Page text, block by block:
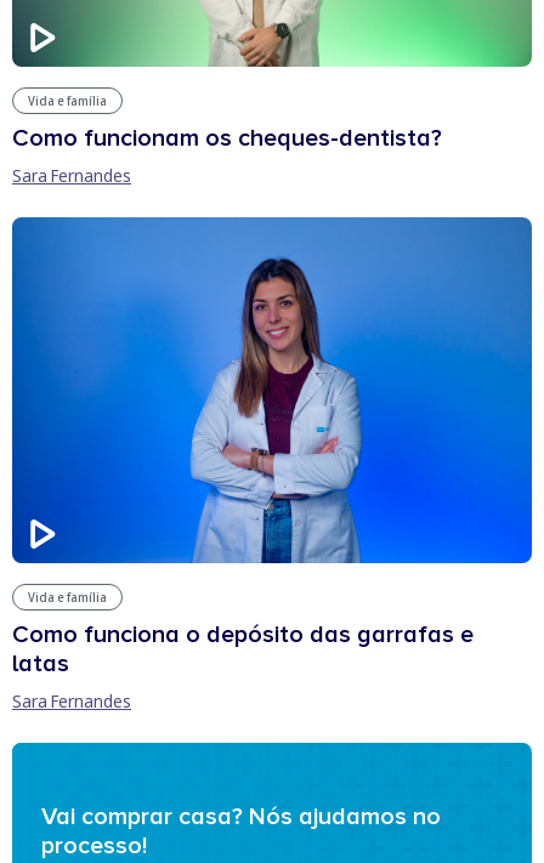
Vida e família
Como funcionam os cheques-dentista?
Sara Fernandes
Vida e família
Como funciona o depósito das garrafas e
latas
Sara Fernandes
Vai comprar casa? Nós ajudamos no
processo!